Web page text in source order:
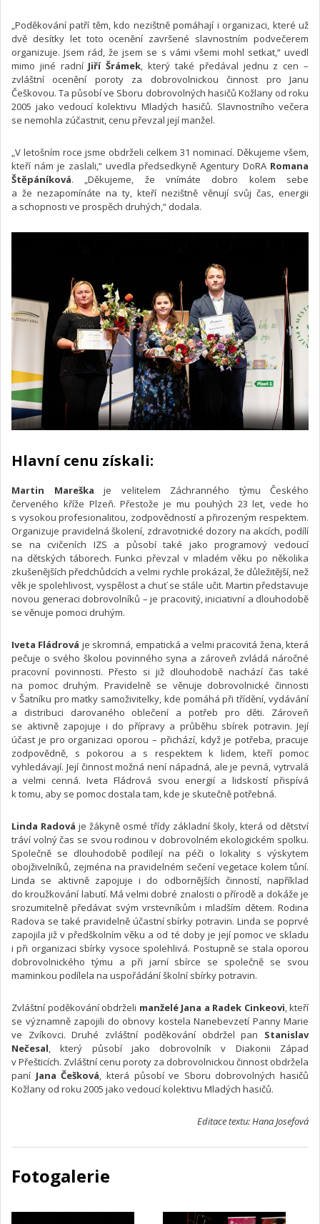
„Poděkování patří těm, kdo nezištně pomáhají i organizaci, které už
dvě desítky let toto ocenění završené slavnostním podvečerem
organizuje. Jsem rád, že jsem se s vámi všemi mohl setkat,“ uvedl
mimo jiné radní Jiří Šrámek , který také předával jednu z cen –
zvláštní ocenění poroty za dobrovolnickou činnost pro Janu
Češkovou. Ta působí ve Sboru dobrovolných hasičů Kožlany od roku
2005 jako vedoucí kolektivu Mladých hasičů. Slavnostního večera
se nemohla zúčastnit, cenu převzal její manžel.
„V letošním roce jsme obdrželi celkem 31 nominací. Děkujeme všem,
kteří nám je zaslali,“ uvedla předsedkyně Agentury DoRA Romana
Štěpáníková. „Děkujeme, že vnímáte dobro kolem sebe
a že nezapomínáte na ty, kteří nezištně věnují svůj čas, energii
a schopnosti ve prospěch druhých,“ dodala.
Hlavní cenu získali:
Martin Mareška je velitelem Záchranného týmu Českého
červeného kříže Plzeň. Přestože je mu pouhých 23 let, vede ho
s vysokou profesionalitou, zodpovědností a přirozeným respektem.
Organizuje pravidelná školení, zdravotnické dozory na akcích, podílí
se na cvičeních IZS a působí také jako programový vedoucí
na dětských táborech. Funkci převzal v mladém věku po několika
zkušenějších předchůdcích a velmi rychle prokázal, že důležitější, než
věk je spolehlivost, vyspělost a chuť se stále učit. Martin představuje
novou generaci dobrovolníků – je pracovitý, iniciativní a dlouhodobě
se věnuje pomoci druhým.
Iveta Fládrová je skromná, empatická a velmi pracovitá žena, která
pečuje o svého školou povinného syna a zároveň zvládá náročné
pracovní povinnosti. Přesto si již dlouhodobě nachází čas také
na pomoc druhým. Pravidelně se věnuje dobrovolnické činnosti
v Šatníku pro matky samoživitelky, kde pomáhá při třídění, vydávání
a distribuci darovaného oblečení a potřeb pro děti. Zároveň
se aktivně zapojuje i do přípravy a průběhu sbírek potravin. Její
účast je pro organizaci oporou – přichází, když je potřeba, pracuje
zodpovědně, s pokorou a s respektem k lidem, kteří pomoc
vyhledávají. Její činnost možná není nápadná, ale je pevná, vytrvalá
a velmi cenná. Iveta Fládrová svou energií a lidskostí přispívá
k tomu, aby se pomoc dostala tam, kde je skutečně potřebná.
Linda Radová je žákyně osmé třídy základní školy, která od dětství
tráví volný čas se svou rodinou v dobrovolném ekologickém spolku.
Společně se dlouhodobě podílejí na péči o lokality s výskytem
obojživelníků, zejména na pravidelném sečení vegetace kolem tůní.
Linda se aktivně zapojuje i do odbornějších činností, například
do kroužkování labutí. Má velmi dobré znalosti o přírodě a dokáže je
srozumitelně předávat svým vrstevníkům i mladším dětem. Rodina
Radova se také pravidelně účastní sbírky potravin. Linda se poprvé
zapojila již v předškolním věku a od té doby je její pomoc ve skladu
i při organizaci sbírky vysoce spolehlivá. Postupně se stala oporou
dobrovolnického týmu a při jarní sbírce se společně se svou
maminkou podílela na uspořádání školní sbírky potravin.
Zvláštní poděkování obdrželi manželé Jana a Radek Cinkeovi, kteří
se významně zapojili do obnovy kostela Nanebevzetí Panny Marie
ve Zvíkovci. Druhé zvláštní poděkování obdržel pan Stanislav
Nečesal, který působí jako dobrovolník v Diakonii Západ
v Přešticích. Zvláštní cenu poroty za dobrovolnickou činnost obdržela
paní Jana Češková, která působí ve Sboru dobrovolných hasičů
Kožlany od roku 2005 jako vedoucí kolektivu Mladých hasičů.
Editace textu: Hana Josefová
Fotogalerie